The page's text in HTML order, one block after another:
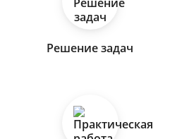
Решение задач